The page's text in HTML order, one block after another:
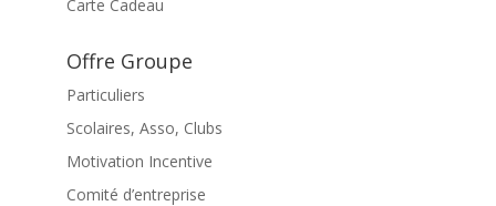
Carte Cadeau
Offre Groupe
Particuliers
Scolaires, Asso, Clubs
Motivation Incentive
Comité d’entreprise